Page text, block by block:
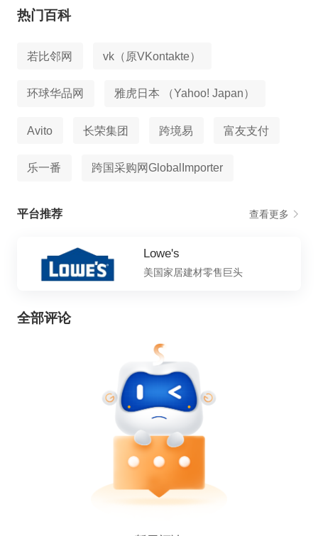
热门百科
若比邻网 vk（原VKontakte）
环球华品网 雅虎日本 （Yahoo! Japan）
Avito 长荣集团 跨境易 富友支付
乐一番 跨国采购网GlobalImporter
平台推荐 查看更多
Lowe's
美国家居建材零售巨头
全部评论